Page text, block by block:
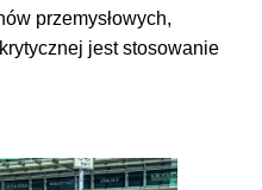
przemysłowych,
jest stosowanie